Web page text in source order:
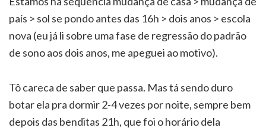
país > sol se pondo antes das 16h > dois anos > escola
nova (eu já li sobre uma fase de regressão do padrão
de sono aos dois anos, me apeguei ao motivo).
Tô careca de saber que passa. Mas tá sendo duro
botar ela pra dormir 2-4 vezes por noite, sempre bem
depois das benditas 21h, que foi o horário dela